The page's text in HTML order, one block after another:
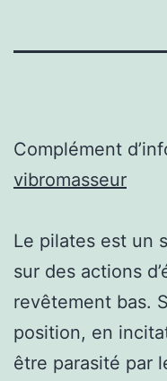
Complément
vibromasseur
Le pilates est un
sur des actions
revêtement bas.
position, en
être parasité par